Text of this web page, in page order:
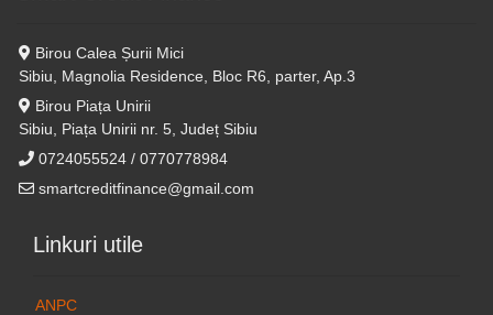
Birou Calea Șurii Mici
Sibiu, Magnolia Residence, Bloc R6, parter, Ap.3
Birou Piața Unirii
Sibiu, Piața Unirii nr. 5, Județ Sibiu
0724055524 / 0770778984
smartcreditfinance@gmail.com
Linkuri utile
ANPC